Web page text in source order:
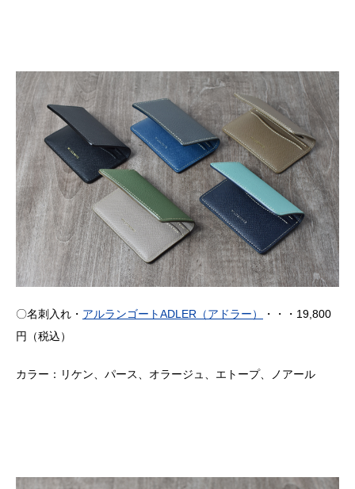
〇名刺入れ・ アルランゴートADLER （アドラー） ・・・ 19,800
円（税込）
カラー：リケン、パース、オラージュ、エトープ、ノアール